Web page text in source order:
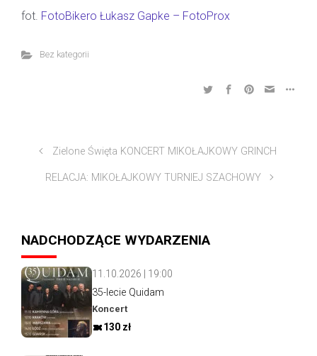
fot. FotoBikero Łukasz Gapke – FotoProx
Bez kategorii
Zielone Święta KONCERT MIKOŁAJKOWY GRINCH
RELACJA: MIKOŁAJKOWY TURNIEJ SZACHOWY
NADCHODZĄCE WYDARZENIA
11.10.2026 | 19:00
35-lecie Quidam
Koncert
130 zł